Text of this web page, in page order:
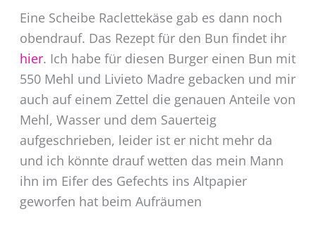
Eine Scheibe Raclettekäse gab es dann noch
obendrauf. Das Rezept für den Bun findet ihr
hier. Ich habe für diesen Burger einen Bun mit
550 Mehl und Livieto Madre gebacken und mir
auch auf einem Zettel die genauen Anteile von
Mehl, Wasser und dem Sauerteig
aufgeschrieben, leider ist er nicht mehr da
und ich könnte drauf wetten das mein Mann
ihn im Eifer des Gefechts ins Altpapier
geworfen hat beim Aufräumen